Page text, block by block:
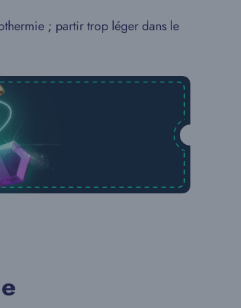
; partir trop léger dans le